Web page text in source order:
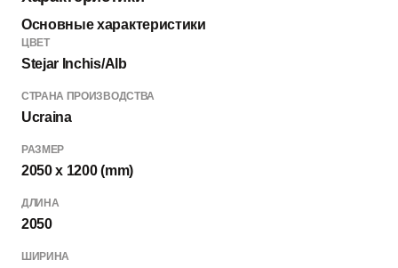
Основные характеристики
ЦВЕТ
Stejar Inchis/Alb
СТРАНА ПРОИЗВОДСТВА
Ucraina
РАЗМЕР
2050 x 1200 (mm)
ДЛИНА
2050
ШИРИНА